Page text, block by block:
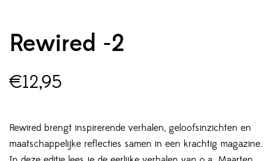
Rewired -2
€12,95
Rewired brengt inspirerende verhalen, geloofsinzichten en
maatschappelijke reflecties samen in een krachtig magazine.